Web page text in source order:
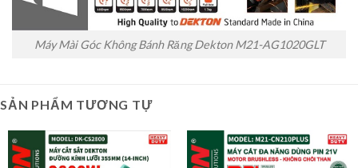
Máy Mài Góc Không Bánh Răng Dekton M21-AG1020GLT
SẢN PHẨM TƯƠNG TỰ